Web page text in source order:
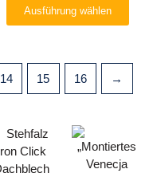
Ausführung wählen
der
Produktseite
werden
14 15 16 →